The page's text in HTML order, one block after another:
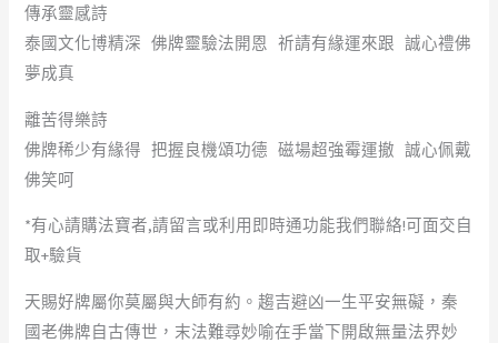
傳承靈感詩
泰國文化博精深 佛牌靈驗法開恩 祈請有緣運來跟 誠心禮佛
夢成真
離苦得樂詩
佛牌稀少有緣得 把握良機頌功德 磁場超強霉運撤 誠心佩戴
佛笑呵
*有心請購法寶者,請留言或利用即時通功能我們聯絡!可面交自
取+驗貨
天賜好牌屬你莫屬與大師有約。趨吉避凶一生平安無礙，秦
國老佛牌自古傳世，末法難尋妙喻在手當下開啟無量法界妙